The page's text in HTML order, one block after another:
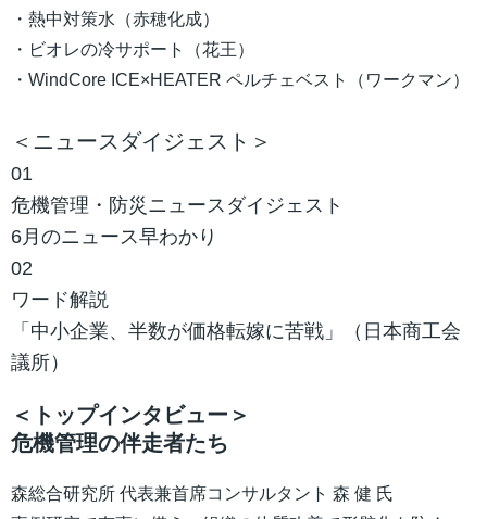
・熱中対策水（赤穂化成）
・ビオレの冷サポート（花王）
・WindCore ICE×HEATER ペルチェベスト（ワークマン）
＜ニュースダイジェスト＞
01
危機管理・防災ニュースダイジェスト
6月のニュース早わかり
02
ワード解説
「中小企業、半数が価格転嫁に苦戦」（日本商工会
議所）
＜トップインタビュー＞
危機管理の伴走者たち
森総合研究所 代表兼首席コンサルタント 森 健 氏